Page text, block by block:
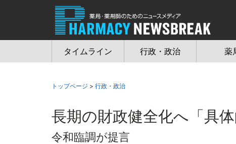
タイムライン 行政・政治 薬
トップページ > 行政・政治
長期の財政健全化へ「具体
令和臨調が提言